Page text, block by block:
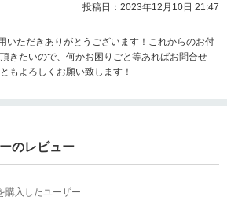
投稿日：2023年12月10日 21:47
ただきありがとうございます！これからのお付
きたいので、何かお困りごと等あればお問合せ
もよろしくお願い致します！
のレビュー
購入したユーザー